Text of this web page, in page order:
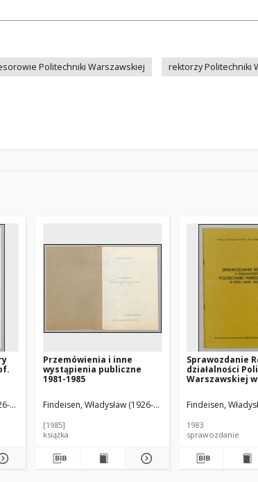
Politechniki Warszawskiej rektorzy Politechniki
2023)
Przemówienia i inne
wystąpienia publiczne
1981-1985
Findeisen, Władysław (1926-2023)
[1985]
książka
Sprawozdanie
działalności
Warszawskiej
przedstawione
posiedzeniu
Findeisen,
1983
sprawozdanie